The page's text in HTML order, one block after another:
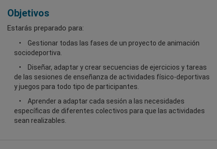
Objetivos
Estarás preparado para:
Gestionar todas las fases de un proyecto de animación
sociodeportiva.
Diseñar, adaptar y crear secuencias de ejercicios y tareas
de las sesiones de enseñanza de actividades físico-deportivas
y juegos para todo tipo de participantes.
Aprender a adaptar cada sesión a las necesidades
específicas de diferentes colectivos para que las actividades
sean realizables.